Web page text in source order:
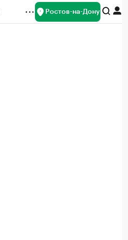
Ростов-на-Дону